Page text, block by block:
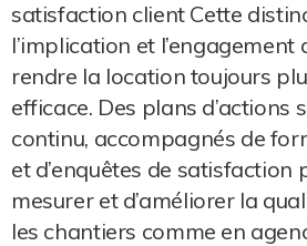
satisfaction client Cette
l’implication et
rendre la location toujours
efficace. Des plans d’actions
continu, accompagnés de
et d’enquêtes de satisfaction
mesurer et d’améliorer la
les chantiers comme en